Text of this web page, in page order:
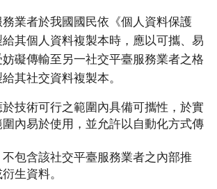
業者於我國國民依《個人資料保護
其個人資料複製本時，應以可攜、易
礙傳輸至另一社交平臺服務業者之格
其社交資料複製本。
技術可行之範圍內具備可攜性，於實
內易於使用，並允許以自動化方式傳
包含該社交平臺服務業者之內部推
生資料。